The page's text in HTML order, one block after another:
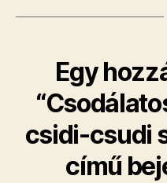
Egy
csidi-csudi
című